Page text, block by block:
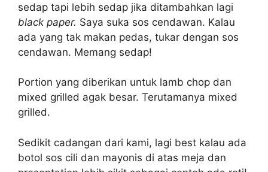
sedap tapi lebih sedap jika ditambahkan lagi
black paper. Saya suka sos cendawan. Kalau
ada yang tak makan pedas, tukar dengan sos
cendawan. Memang sedap!
Portion yang diberikan untuk lamb chop dan
mixed grilled agak besar. Terutamanya mixed
grilled.
Sedikit cadangan dari kami, lagi best kalau ada
botol sos cili dan mayonis di atas meja dan